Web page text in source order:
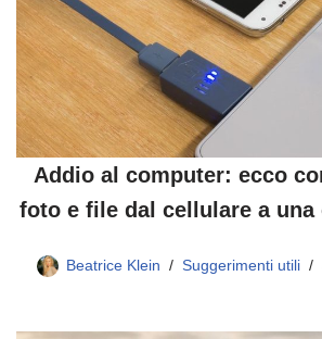
Addio al computer: ecco
foto e file dal cellulare a una
Beatrice Klein Suggerimenti utili